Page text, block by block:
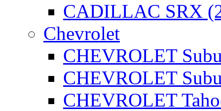
CADILLAC SRX
Chevrolet
CHEVROLET
CHEVROLET
CHEVROLET